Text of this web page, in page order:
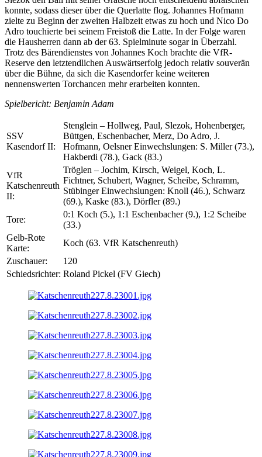
konnte, sodass dieser über die Querlatte flog. Johannes Hofmann
zielte zu Beginn der zweiten Halbzeit etwas zu hoch und Nico Do
Adro touchierte bei seinem Freistoß die Latte. In der Folge waren
die Hausherren dann ab der 63. Spielminute sogar in Überzahl.
Trotz des Bärendienstes von Johannes Koch brachte die VfR-
Reserve den letztendlichen Auswärtserfolg jedoch relativ souverän
über die Bühne, da sich die Kasendorfer keine weiteren
nennenswerten Torchancen mehr erarbeiten konnten.
Spielbericht: Benjamin Adam
SSV
Kasendorf II:
Stenglein – Hollweg, Paul, Slezok, Hohenberger,
Büttgen, Eschenbacher, Merz, Do Adro, J.
Hofmann, Oelsner Einwechslungen: S. Miller (73.),
Hakberdi (78.), Gack (83.)
VfR
Katschenreuth
II:
Tröglen – Jochim, Kirsch, Weigel, Koch, L.
Fichtner, Schubert, Wagner, Scheibe, Schramm,
Stübinger Einwechslungen: Knoll (46.), Schwarz
(69.), Kaske (83.), Dörfler (89.)
Tore:
0:1 Koch (5.), 1:1 Eschenbacher (9.), 1:2 Scheibe
(33.)
Gelb-Rote
Karte:
Koch (63. VfR Katschenreuth)
Zuschauer:
120
Schiedsrichter: Roland Pickel (FV Giech)